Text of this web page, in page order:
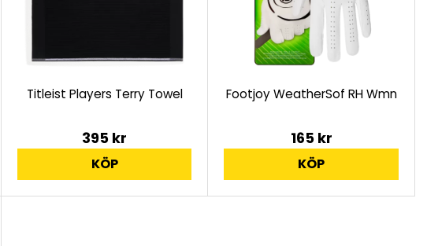
Titleist Players Terry Towel
395 kr
KÖP
Footjoy WeatherSof RH Wmn
165 kr
KÖP